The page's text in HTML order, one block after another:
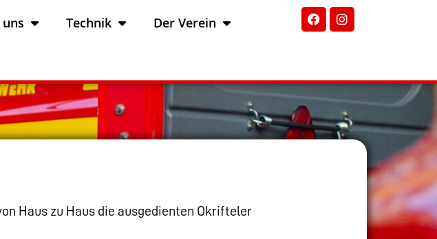
Technik Der Verein
Haus zu Haus die ausgedienten Okrifteler